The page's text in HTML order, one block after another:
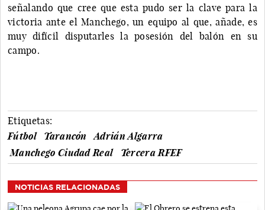
señalando que cree que esta pudo ser la clave para la
victoria ante el Manchego, un equipo al que, añade, es
muy difícil disputarles la posesión del balón en su
campo.
Etiquetas:
Fútbol
Tarancón
Adrián Algarra
Manchego Ciudad Real
Tercera RFEF
NOTICIAS RELACIONADAS